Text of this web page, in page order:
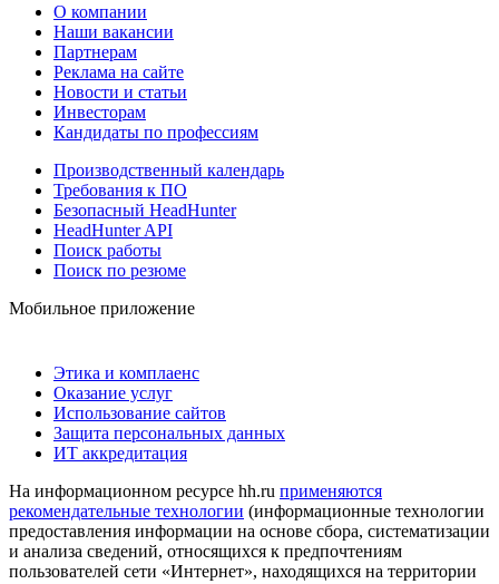
О компании
Наши вакансии
Партнерам
Реклама на сайте
Новости и статьи
Инвесторам
Кандидаты по профессиям
Производственный календарь
Требования к ПО
Безопасный HeadHunter
HeadHunter API
Поиск работы
Поиск по резюме
Мобильное приложение
Этика и комплаенс
Оказание услуг
Использование сайтов
Защита персональных данных
ИТ аккредитация
На информационном ресурсе hh.ru применяются
рекомендательные технологии (информационные технологии
предоставления информации на основе сбора, систематизации
и анализа сведений, относящихся к предпочтениям
пользователей сети «Интернет», находящихся на территории